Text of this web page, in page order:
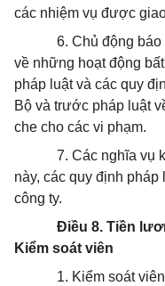
các nhiệm vụ được
6. Chủ động
về những hoạt động
pháp luật và các quy
Bộ và trước pháp luật
che cho các vi phạm.
7. Các nghĩa vụ
này, các quy định
công ty.
Điều 8. Tiền
Kiểm soát viên
1. Kiểm soát